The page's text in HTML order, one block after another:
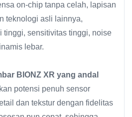
on-chip tanpa celah, lapisan
teknologi asli lainnya,
tinggi, sensitivitas tinggi, noise
lebar.
BIONZ XR yang andal
potensi penuh sensor
dan tekstur dengan fidelitas